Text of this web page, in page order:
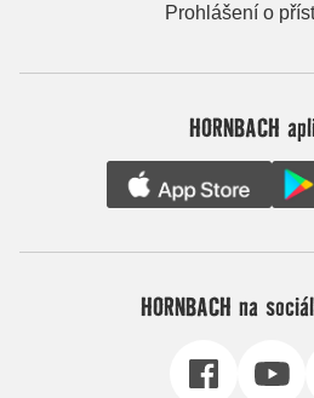
Prohlášení o
HORNBACH
HORNBACH na